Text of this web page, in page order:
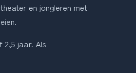
en jongleren met
2,5 jaar. Als